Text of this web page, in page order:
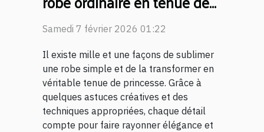
princesse ?
Samedi 7 février 2026 01:22
Il existe mille et une façons de sublimer
une robe simple et de la transformer en
véritable tenue de princesse. Grâce à
quelques astuces créatives et des
techniques appropriées, chaque détail
compte pour faire rayonner élégance et